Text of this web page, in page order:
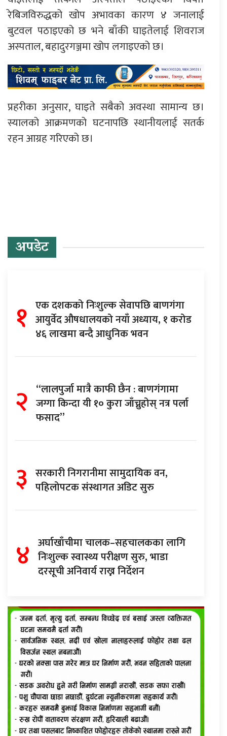
रेबिजविरुद्धको खोप अभावका कारण ४ जनालाई
बुटवल पठाइएको छ भने बाँकी घाइतेलाई शिवराज
अस्पताल, बहादुरगञ्जमा खोप लगाइएको छ।
प्रहरीका अनुसार, घाइते सबैको अवस्था सामान्य छ।
स्यालको आक्रमणको घटनापछि स्थानीयलाई सतर्क
रहन आग्रह गरिएको छ।
अपडेट
१ एक दशकको निःशुल्क सेवापछि बाणगंगा
आयुर्वेद औषधालयको नयाँ अध्याय, १ करोड
४६ लाखमा बन्दै आधुनिक भवन
२ “लालपुर्जा मात्रै काफी छैन : बाणगंगामा
जग्गा किन्दा यी १० कुरा जाँच्नुहोस् नत्र पर्ला
फसाद”
३ सरकारी निगरानीमा सामुदायिक वन,
पहिलोपटक संस्थागत अडिट सुरु
४ अर्घाखाँचीमा चालक–सहचालकका लागि
निःशुल्क स्वास्थ्य परीक्षण सुरु, भाडा
दरसूची अनिवार्य राख्न निर्देशन